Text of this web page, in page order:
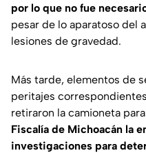
por lo que no fue
pesar de lo aparatoso del
lesiones de gravedad.
Más tarde, elementos de
peritajes
retiraron la camioneta
Fiscalía de Michoacán la
investigaciones para